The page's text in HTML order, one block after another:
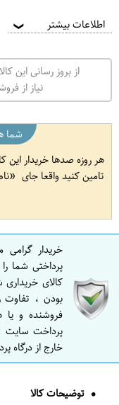
اطلاعات بیشتر ❯
از بروز رسانی
نیاز از
شما
هر روزه صدها خریدار این
تامین کنید واقعا جای
خریدار گرامی
پرداختی شما
کالای
بودن ، تفاوت
فروشنده و یا
پرداخت سایت
خارج از درگاه
توضیحات کالا